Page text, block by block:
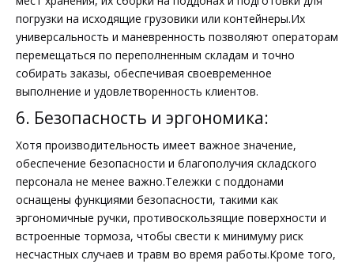
погрузки на исходящие грузовики или контейнеры.Их
универсальность и маневренность позволяют операторам
перемещаться по переполненным складам и точно
собирать заказы, обеспечивая своевременное
выполнение и удовлетворенность клиентов.
6. Безопасность и эргономика:
Хотя производительность имеет важное значение,
обеспечение безопасности и благополучия складского
персонала не менее важно.Тележки с поддонами
оснащены функциями безопасности, такими как
эргономичные ручки, противоскользящие поверхности и
встроенные тормоза, чтобы свести к минимуму риск
несчастных случаев и травм во время работы.Кроме того,